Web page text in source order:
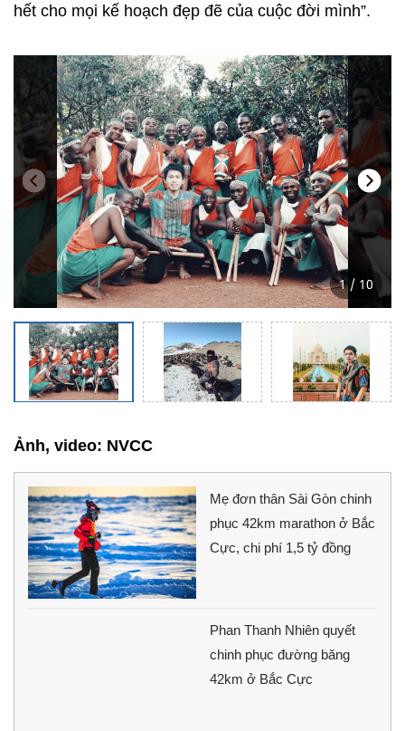
hết cho mọi kế hoạch đẹp đẽ của cuộc đời mình”.
1 / 10
Ảnh, video: NVCC
Mẹ đơn thân Sài Gòn chinh
phục 42km marathon ở Bắc
Cực, chi phí 1,5 tỷ đồng
Phan Thanh Nhiên quyết
chinh phục đường băng
42km ở Bắc Cực